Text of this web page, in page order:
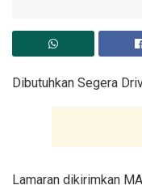
Dibutuhkan Segera
Lamaran dikirimkan